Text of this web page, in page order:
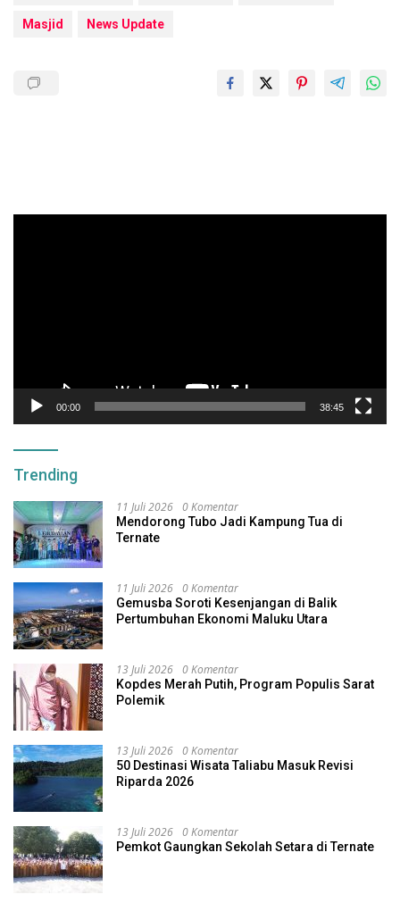
Masjid News Update
00:00 38:45
Trending
11 Juli 2026 0 Komentar
Mendorong Tubo Jadi Kampung Tua di
Ternate
11 Juli 2026 0 Komentar
Gemusba Soroti Kesenjangan di Balik
Pertumbuhan Ekonomi Maluku Utara
13 Juli 2026 0 Komentar
Kopdes Merah Putih, Program Populis Sarat
Polemik
13 Juli 2026 0 Komentar
50 Destinasi Wisata Taliabu Masuk Revisi
Riparda 2026
13 Juli 2026 0 Komentar
Pemkot Gaungkan Sekolah Setara di Ternate